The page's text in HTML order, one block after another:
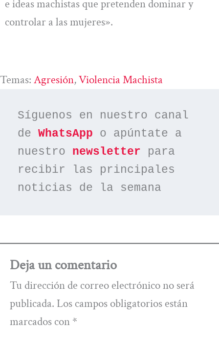
e ideas machistas que pretenden dominar y
controlar a las mujeres».
Temas: Agresión, Violencia Machista
Síguenos en nuestro canal
de WhatsApp o apúntate a
nuestro newsletter para
recibir las principales
noticias de la semana
Deja un comentario
Tu dirección de correo electrónico no será
publicada. Los campos obligatorios están
marcados con *